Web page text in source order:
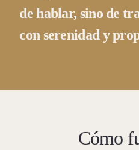
de hablar, sino de
con serenidad y
Cómo